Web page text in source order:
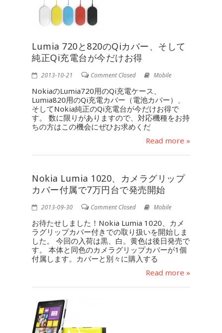
Lumia 720と820のQiカバー、そして
純正Qi充電台が今だけお得
2013-10-21 Comment Closed Mobile
NokiaのLumia720用のQi充電ケース、
Lumia820用のQi充電カバー（電池カバー）、
そしてNokia純正のQi充電台が今だけお得で
す。 数に限りがありますので、対応機種をお持
ちの方はこの機会にぜひお求めくだ
Read more »
Nokia Lumia 1020、カメラグリップ
カバー付属で7万円台で発売開始
2013-09-30 Comment Closed Mobile
お待たせしました！Nokia Lumia 1020、カメ
ラグリップカバー付きでの取り扱いを開始しま
した。 今回の入荷は黒、白。黄色は後日発売で
す。 本体と同色のカメラグリップカバーが1個
付属します。カバーと別々に購入する
Read more »